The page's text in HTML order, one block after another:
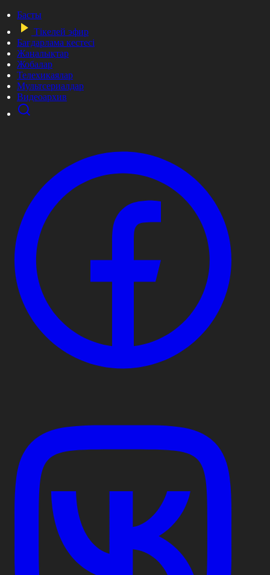
Басты
Тікелей эфир
Бағдарлама кестесі
Жаңалықтар
Жобалар
Телехикаялар
Мультсериалдар
Видеоархив